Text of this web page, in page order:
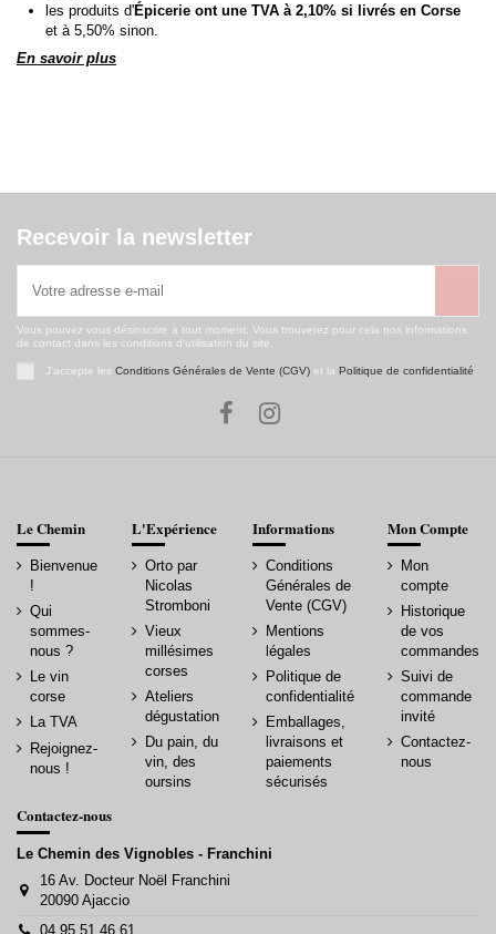
les produits d'Épicerie ont une TVA à 2,10% si livrés en Corse
et à 5,50% sinon.
En savoir plus
Recevoir la newsletter
Vous pouvez vous désinscrire à tout moment. Vous trouverez pour cela nos informations
de contact dans les conditions d'utilisation du site.
J'accepte les Conditions Générales de Vente (CGV)et la Politique de confidentialité
Le Chemin
Bienvenue
!
Qui
sommes-
nous ?
Le vin
corse
La TVA
Rejoignez-
nous !
L'Expérience
Orto par
Nicolas
Stromboni
Vieux
millésimes
corses
Ateliers
dégustation
Du pain, du
vin, des
oursins
Informations
Conditions
Générales de
Vente (CGV)
Mentions
légales
Politique de
confidentialité
Emballages,
livraisons et
paiements
sécurisés
Mon Compte
Mon
compte
Historique
de vos
commandes
Suivi de
commande
invité
Contactez-
nous
Contactez-nous
Le Chemin des Vignobles - Franchini
16 Av. Docteur Noël Franchini
20090 Ajaccio
04 95 51 46 61